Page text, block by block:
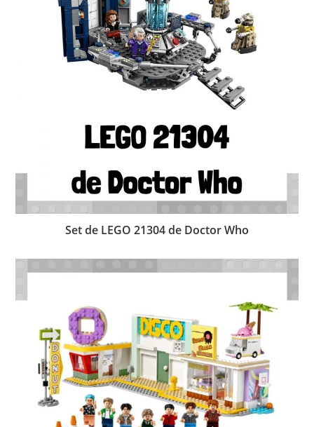
Set de LEGO 21304 de Doctor Who